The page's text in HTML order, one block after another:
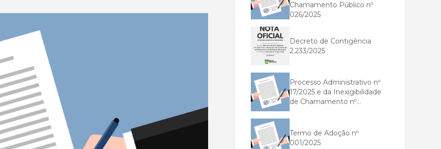
Chamamento Público nº
026/2025
Decreto de Contigência
2.233/2025
Processo Administrativo nº
17/2025 e da Inexigibilidade
de Chamamento nº...
Termo de Adoção nº
001/2025